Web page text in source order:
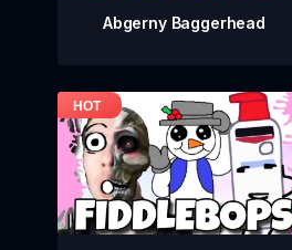
Abgerny Baggerhead